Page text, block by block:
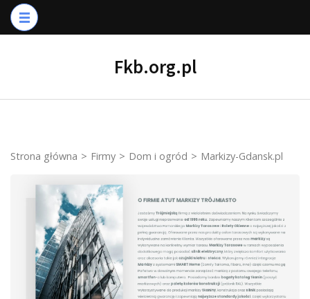
Skip
to
Fkb.org.pl
Strona główna > Firmy > Dom i ogród > Markizy-Gdansk.pl